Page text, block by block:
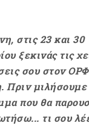
στις 23 και 30
ξεκινάς τις
σου στον
Πριν μιλήσουμε
που θα
τι σου